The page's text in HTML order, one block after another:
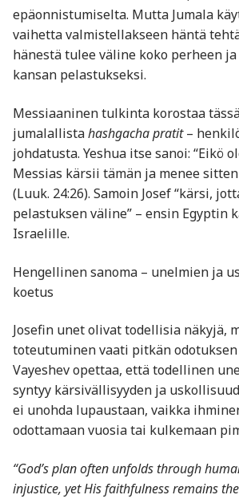
epäonnistumiselta. Mutta Jumala
vaihetta valmistellakseen häntä
hänestä tulee väline koko perheen
kansan pelastukseksi.
Messiaaninen tulkinta korostaa
jumalallistahashgacha pratit–
johdatusta. Yeshua itse sanoi: “Eikö
Messias kärsii tämän ja menee
(Luuk. 24:26). Samoin Josef “kärsi,
pelastuksen väline” – ensin Egyptin
Israelille.
Hengellinen sanoma – unelmien ja
koetus
Josefin unet olivat todellisia näkyjä,
toteutuminen vaati pitkän
Vayeshev opettaa, että todellinen
syntyy kärsivällisyyden ja
ei unohda lupaustaan, vaikka
odottamaan vuosia tai kulkemaan
“God’s plan often unfolds through
injustice, yet His faithfulness remains